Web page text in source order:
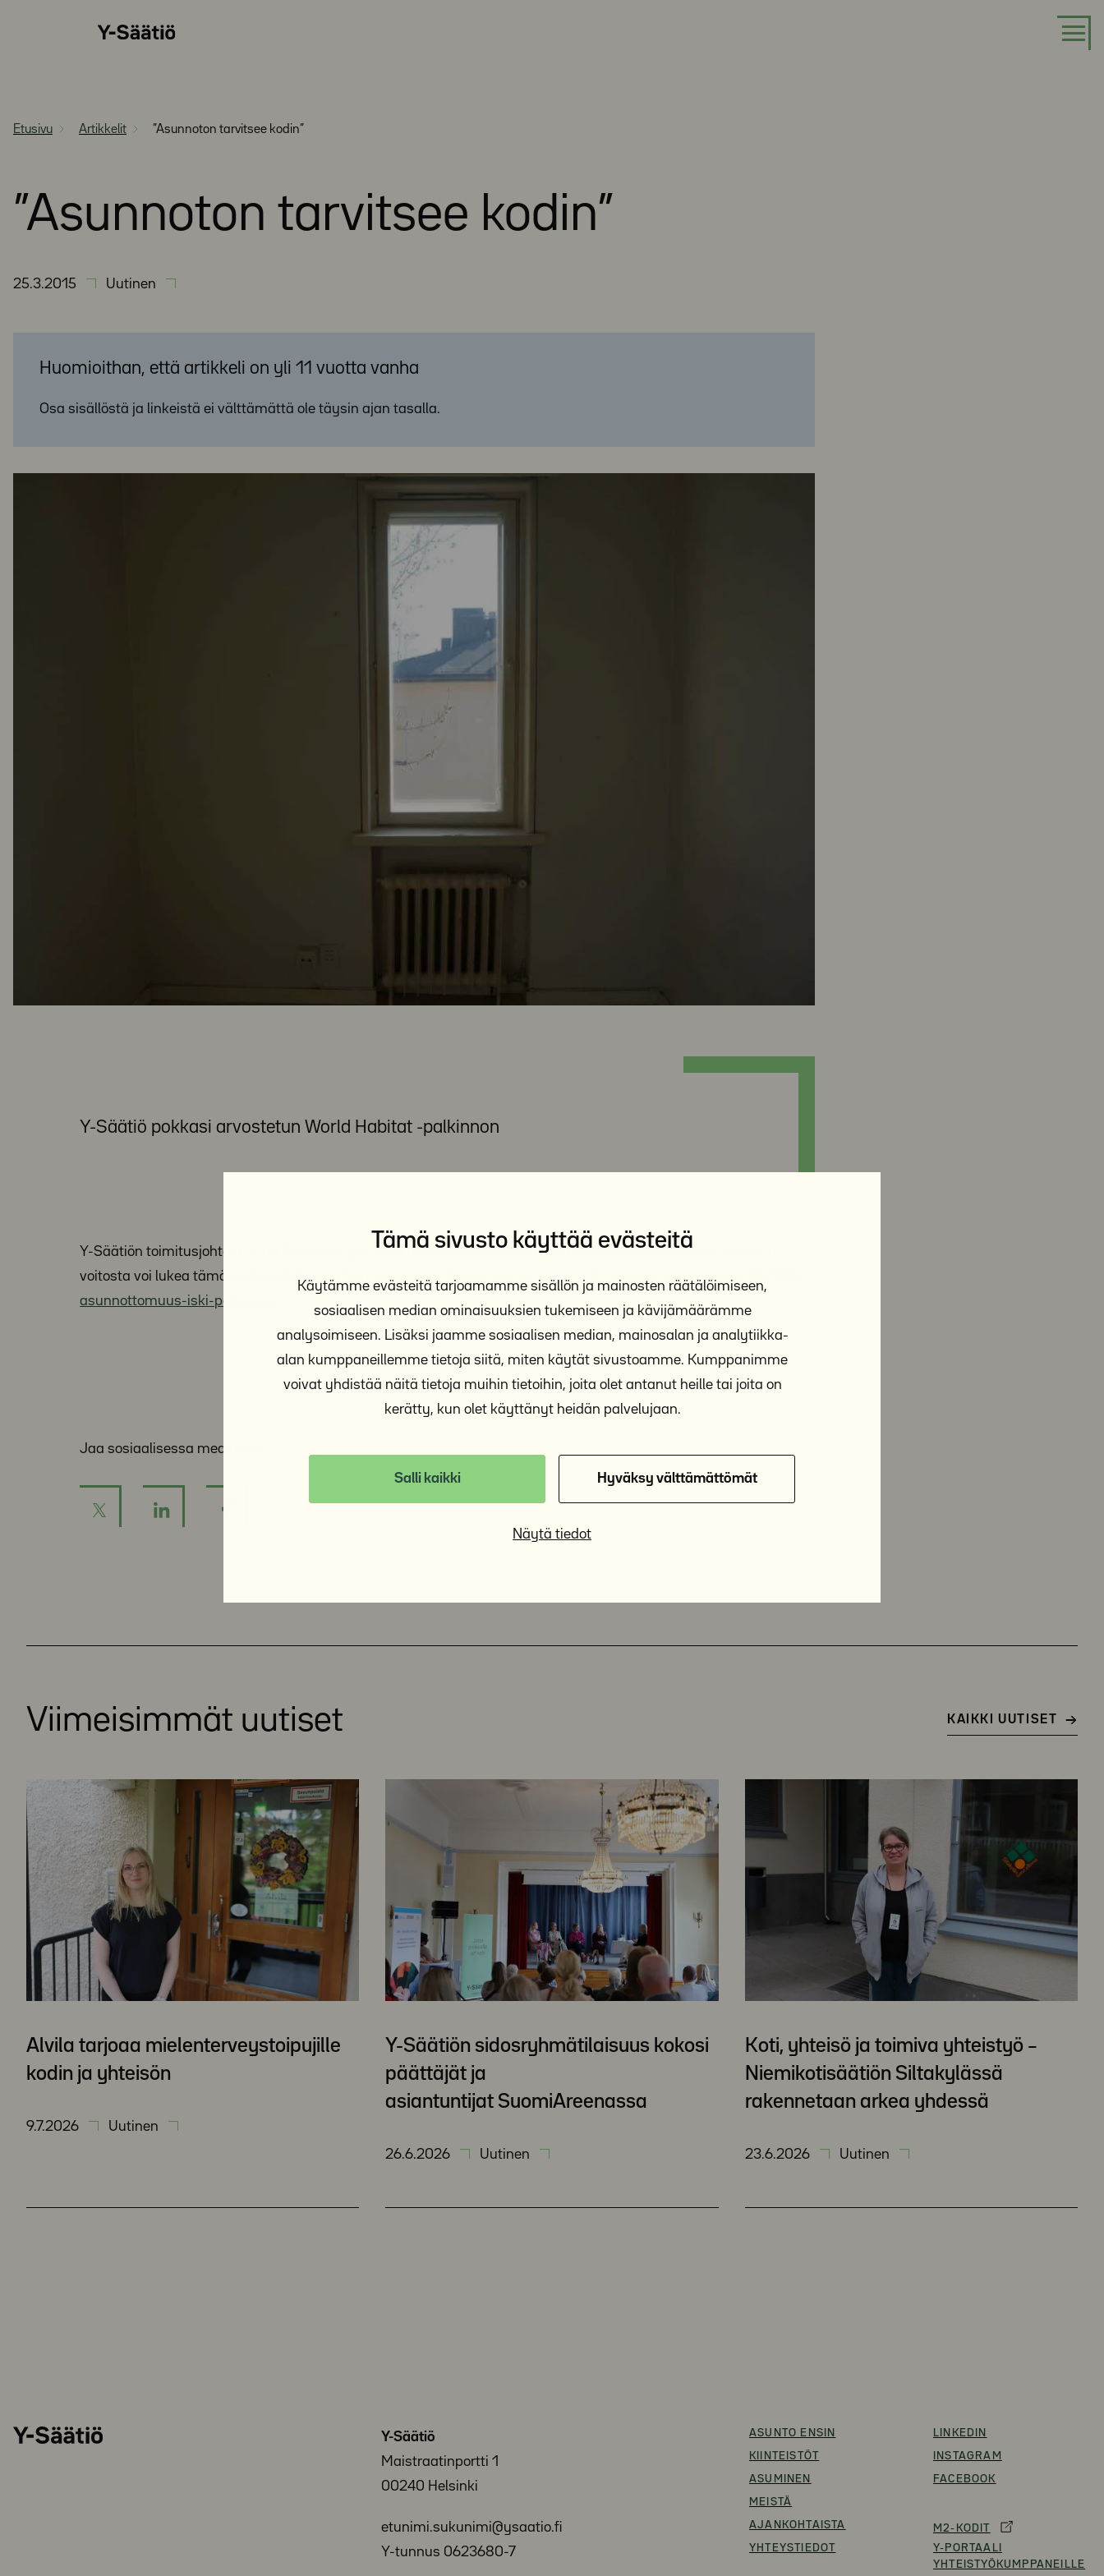
Tämä sivusto käyttää evästeitä
Käytämme evästeitä tarjoamamme sisällön ja mainosten räätälöimiseen,
sosiaalisen median ominaisuuksien tukemiseen ja kävijämäärämme
analysoimiseen. Lisäksi jaamme sosiaalisen median, mainosalan ja analytiikka-
alan kumppaneillemme tietoja siitä, miten käytät sivustoamme. Kumppanimme
voivat yhdistää näitä tietoja muihin tietoihin, joita olet antanut heille tai joita on
kerätty, kun olet käyttänyt heidän palvelujaan.
Salli kaikki Hyväksy välttämättömät
Näytä tiedot
Etusivu Artikkelit ”Asunnoton tarvitsee kodin”
”Asunnoton tarvitsee kodin”
25.3.2015 Uutinen
Huomioithan, että artikkeli on yli 11 vuotta vanha
Osa sisällöstä ja linkeistä ei välttämättä ole täysin ajan tasalla.
Y-Säätiö pokkasi arvostetun World Habitat -palkinnon
Y-Säätiön toimitusjohtaja Juha Kaakisen ajatuksia asunnottomuudesta sekä World Habitat Awards -kilpailun
voitosta voi lukea tämän päivän Hämeen Sanomista
asunnottomuus-iski-perheisiin
Jaa sosiaalisessa mediassa:
Viimeisimmät uutiset KAIKKI UUTISET
Alvila tarjoaa mielenterveystoipujille
kodin ja yhteisön
9.7.2026 Uutinen
Y-Säätiön sidosryhmätilaisuus kokosi
päättäjät ja
asiantuntijat SuomiAreenassa
26.6.2026 Uutinen
Koti, yhteisö ja toimiva yhteistyö –
Niemikotisäätiön Siltakylässä
rakennetaan arkea yhdessä
23.6.2026 Uutinen
Y-
Y-Säätiö
Maistraatinportti 1
00240 Helsinki
etunimi.sukunimi@ysaatio.fi
Y-tunnus 0623680-7
ASUNTO ENSIN
KIINTEISTÖT
ASUMINEN
MEISTÄ
AJANKOHTAISTA
YHTEYSTIEDOT
LINKEDIN
INSTAGRAM
FACEBOOK
M2-KODIT
Y-PORTAALI
YHTEISTYÖKUMPPANEILLE